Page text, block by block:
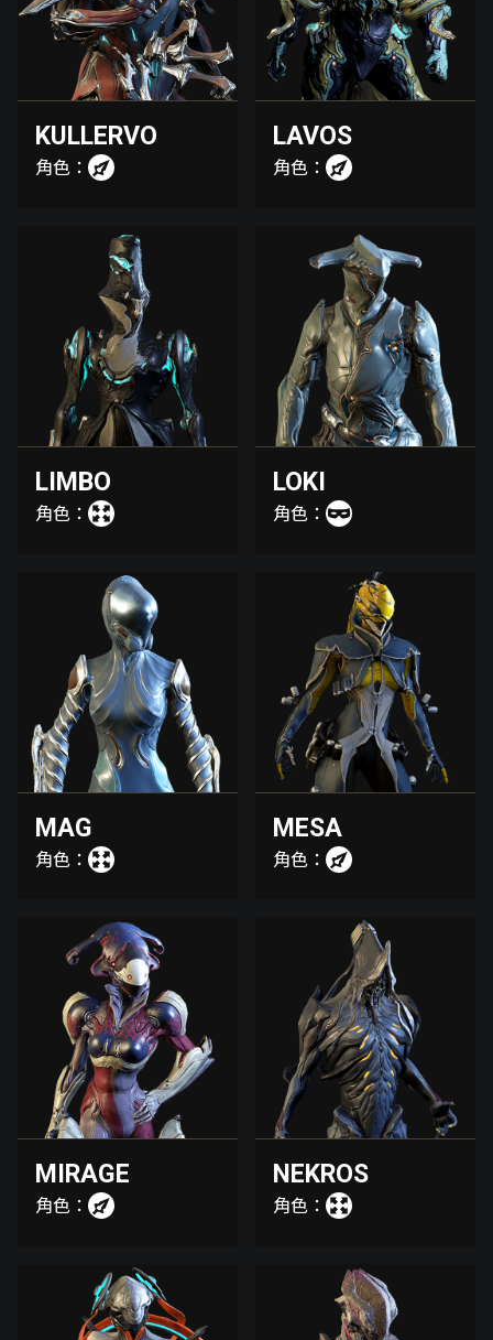
KULLERVO
角色：
LAVOS
角色：
LIMBO
角色：
LOKI
角色：
MAG
角色：
MESA
角色：
MIRAGE
角色：
NEKROS
角色：